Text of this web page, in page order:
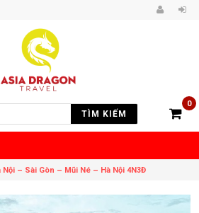
TÌM KIẾM
0
Nội – Sài Gòn – Mũi Né – Hà Nội 4N3Đ